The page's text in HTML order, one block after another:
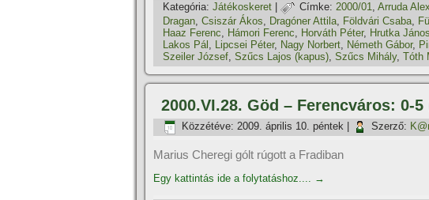
Kategória: Játékoskeret Címke: 2000/01, Arruda
Dragan, Csiszár Ákos, Dragóner Attila, Földvári Csaba,
Haaz Ferenc, Hámori Ferenc, Horváth Péter, Hrutka János
Lakos Pál , Lipcsei Péter, Nagy Norbert, Németh Gábor,
Szeiler József, Szűcs Lajos (kapus), Szűcs Mihály, Tóth
2000.VI.28. Göd – Ferencváros: 0-
Közzétéve: 2009. április 10. péntek Szerző:
Marius Cheregi gólt rúgott a Fradiban
Egy kattintás ide a folytatáshoz.... →